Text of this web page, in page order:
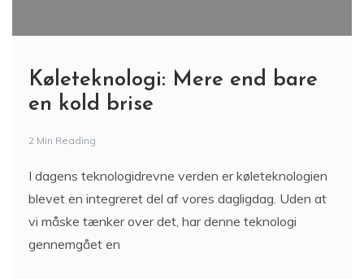
Køleteknologi: Mere end bare
en kold brise
2 Min Reading
I dagens teknologidrevne verden er køleteknologien
blevet en integreret del af vores dagligdag. Uden at
vi måske tænker over det, har denne teknologi
gennemgået en